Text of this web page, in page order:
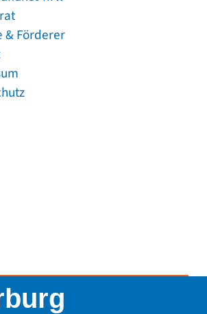
& Förderer